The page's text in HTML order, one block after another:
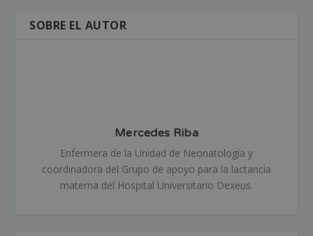
SOBRE EL AUTOR
Mercedes Riba
Enfermera de la Unidad de Neonatología y
coordinadora del Grupo de apoyo para la lactancia
materna del Hospital Universitario Dexeus.